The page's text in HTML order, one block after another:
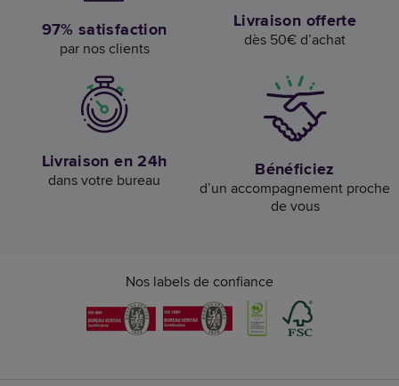
97% satisfaction
par nos clients
Livraison offerte
dès 50€ d’achat
Livraison en 24h
dans votre bureau Bénéficiez
d’un accompagnement proche
de vous
Nos labels de confiance